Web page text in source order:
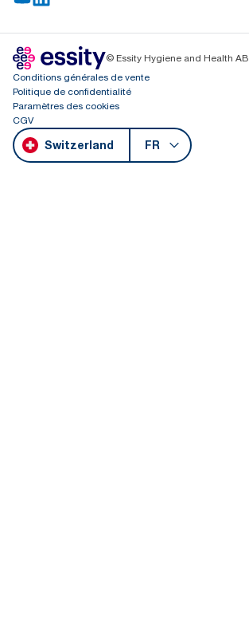
© Essity Hygiene and Health AB
Conditions générales de vente
Politique de confidentialité
Paramètres des cookies
CGV
Switzerland FR